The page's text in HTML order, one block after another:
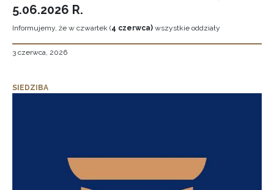
5.06.2026 R.
Informujemy, że w czwartek (4 czerwca) wszystkie oddziały
3 czerwca, 2026
SIEDZIBA